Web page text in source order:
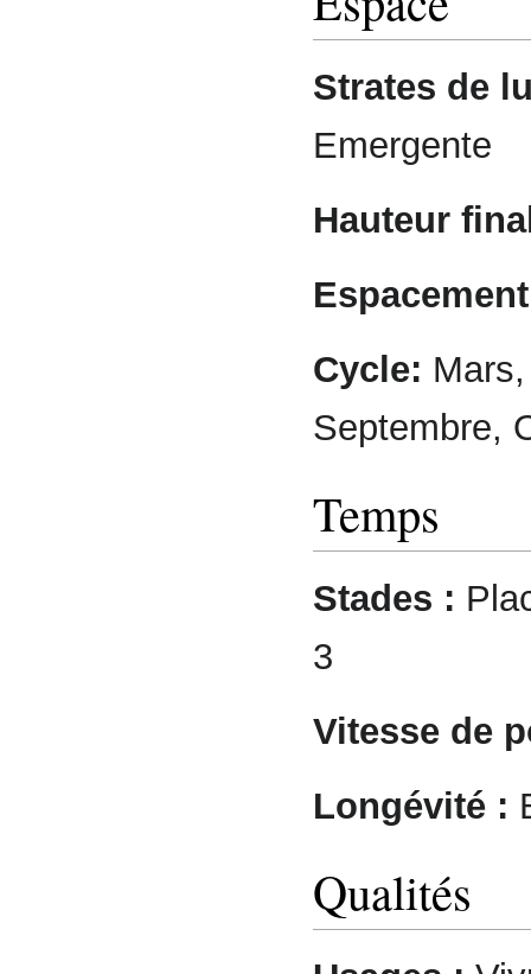
Strates de
Emergente
Hauteur
Cycle:
Septembre,
Temps
Stades :
3
Vitesse de
Longévité :
Qualités